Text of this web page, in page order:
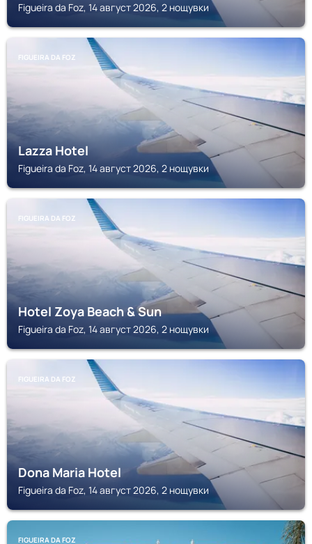
Figueira da Foz, 14 август 2026, 2 нощувки
FIGUEIRA DA FOZ
Lazza Hotel
Figueira da Foz, 14 август 2026, 2 нощувки
FIGUEIRA DA FOZ
Hotel Zoya Beach & Sun
Figueira da Foz, 14 август 2026, 2 нощувки
FIGUEIRA DA FOZ
Dona Maria Hotel
Figueira da Foz, 14 август 2026, 2 нощувки
FIGUEIRA DA FOZ